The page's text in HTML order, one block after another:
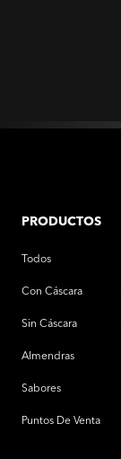
PRODUCTOS
Todos
Con Cáscara
Sin Cáscara
Almendras
Sabores
Puntos De Venta